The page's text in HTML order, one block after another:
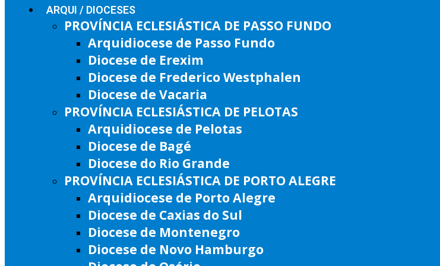
ARQUI / DIOCESES
PROVÍNCIA ECLESIÁSTICA DE PASSO FUNDO
Arquidiocese de Passo Fundo
Diocese de Erexim
Diocese de Frederico Westphalen
Diocese de Vacaria
PROVÍNCIA ECLESIÁSTICA DE PELOTAS
Arquidiocese de Pelotas
Diocese de Bagé
Diocese do Rio Grande
PROVÍNCIA ECLESIÁSTICA DE PORTO ALEGRE
Arquidiocese de Porto Alegre
Diocese de Caxias do Sul
Diocese de Montenegro
Diocese de Novo Hamburgo